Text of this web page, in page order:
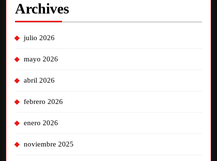
Archives
julio 2026
mayo 2026
abril 2026
febrero 2026
enero 2026
noviembre 2025